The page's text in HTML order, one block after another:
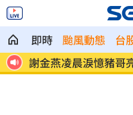
即時 颱風動態 台
深情告
撞臉大咖韓星！
妹